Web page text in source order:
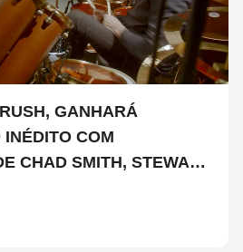
GANHARÁ
COM
CHAD SMITH, STEWART